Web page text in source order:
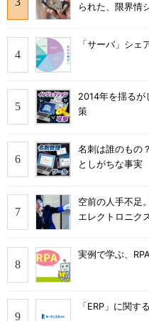
られた、限界情
「サーバ」シェ
2014年を揺るが
策
名刺は誰のも
としがちな事実
空前の人手不足
エレクトロニク
実例で学ぶ、
「ERP」に関す